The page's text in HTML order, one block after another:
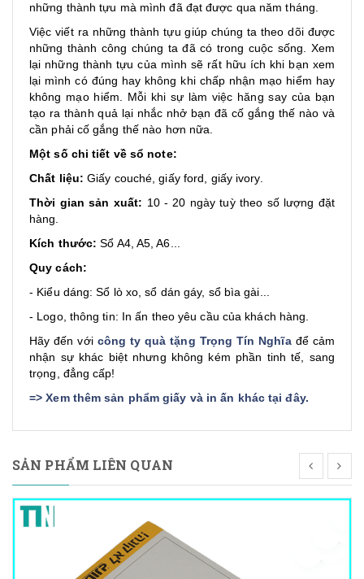
những thành tựu mà mình đã đạt được qua năm tháng.
Việc viết ra những thành tựu giúp chúng ta theo dõi được
những thành công chúng ta đã có trong cuộc sống. Xem
lại những thành tựu của mình sẽ rất hữu ích khi bạn xem
lại mình có đúng hay không khi chấp nhận mạo hiểm hay
không mạo hiểm. Mỗi khi sự làm việc hăng say của bạn
tạo ra thành quả lại nhắc nhở bạn đã cố gắng thế nào và
cần phải cố gắng thế nào hơn nữa.
Một số chi tiết về sổ note:
Chất liệu: Giấy couché, giấy ford, giấy ivory.
Thời gian sản xuất: 10 - 20 ngày tuỳ theo số lượng đặt
hàng.
Kích thước: Sổ A4, A5, A6...
Quy cách:
- Kiểu dáng: Sổ lò xo, sổ dán gáy, sổ bìa gài...
- Logo, thông tin: In ấn theo yêu cầu của khách hàng.
Hãy đến với công ty quà tặng Trọng Tín Nghĩađể cảm
nhận sự khác biệt nhưng không kém phần tinh tế, sang
trọng, đẳng cấp!
=>Xem thêm sản phẩm giấy và in ấn khác tại đây.
SẢN PHẨM LIÊN QUAN